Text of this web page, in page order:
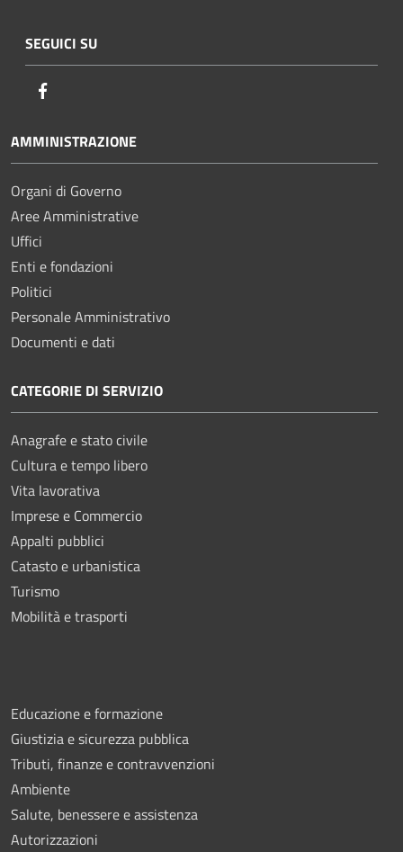
SEGUICI SU
AMMINISTRAZIONE
Organi di Governo
Aree Amministrative
Uffici
Enti e fondazioni
Politici
Personale Amministrativo
Documenti e dati
CATEGORIE DI SERVIZIO
Anagrafe e stato civile
Cultura e tempo libero
Vita lavorativa
Imprese e Commercio
Appalti pubblici
Catasto e urbanistica
Turismo
Mobilità e trasporti
Educazione e formazione
Giustizia e sicurezza pubblica
Tributi, finanze e contravvenzioni
Ambiente
Salute, benessere e assistenza
Autorizzazioni